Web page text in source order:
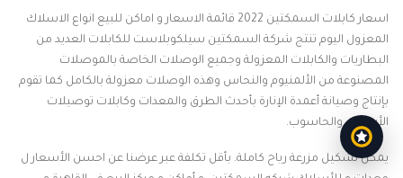
اسعار كابلات السمكتين 2022 قائمة الاسعار و اماكن للبيع انواع الاسلاك
المعزول اليوم تنتج شركة السمكتين سيلكوبلاست للكابلات العديد من
البطاريات والكابلات المعزولة وجميع الوصلات الخاصة بالموصلات
المصنوعة من الألمنيوم والنحاس وهذه الوصلات معزولة بالكامل كما تقوم
بإنتاج وصيانة أعمدة الإنارة بأحدث الطرق والمعدات وكابلات توصيلات
الأسلاك والحاسوب.
يمكن تشكيل مزرعة رياح كاملة. بأقل تكلفة عبر عرضنا عن احسن الأسعار ل